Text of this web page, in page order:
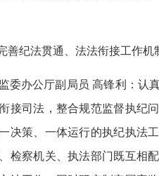
纪法贯通、法法衔接工作机
委办公厅副局员 高锋利：认
接司法，整合规范监督执纪
决策、一体运行的执纪执法
检察机关、执法部门既互相